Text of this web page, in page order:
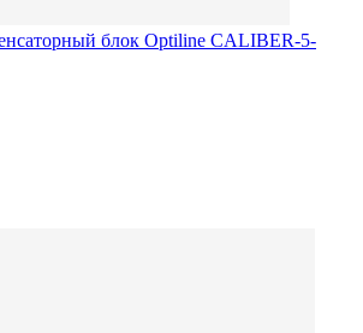
блок Optiline CALIBER-5-